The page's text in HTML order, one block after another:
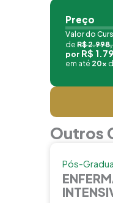
Preço
Valor do
de R$
por R$
em até 20x
Outros
Pós-